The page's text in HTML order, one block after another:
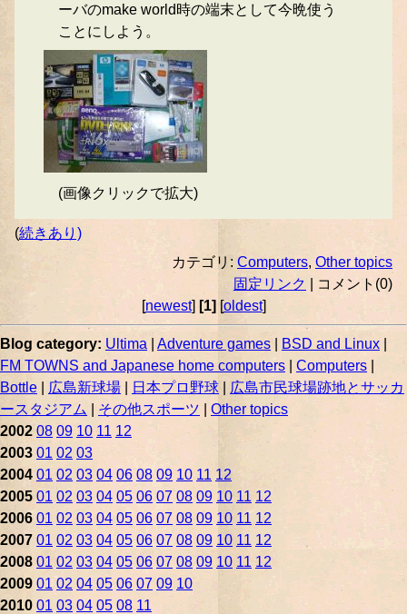
ーバのmake world時の端末として今晩使う
ことにしよう。
(画像クリックで拡大)
(続きあり)
カテゴリ: Computers, Other topics
固定リンク
| コメント(0)
[newest] [1] [oldest]
Blog category: Ultima Adventure games BSD and Linux
FM TOWNS and Japanese home computers
Computers
Bottle
広島新球場 日本プロ野球
広島市民球場跡地とサッカ
ースタジアム
その他スポーツ
Other topics
2002 08 09 10 11 12
2003 01 02 03
2004 01 02 03 04 06 08 09 10 11 12
2005 01 02 03 04 05 06 07 08 09 10 11 12
2006 01 02 03 04 05 06 07 08 09 10 11 12
2007 01 02 03 04 05 06 07 08 09 10 11 12
2008 01 02 03 04 05 06 07 08 09 10 11 12
2009 01 02 04 05 06 07 09 10
2010 01 03 04 05 08 11